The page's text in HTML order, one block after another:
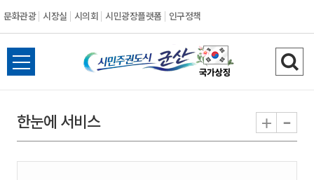
문화관광 시장실 시의회 시민광장플랫폼 인구정책
시
민
권
전
체
뉴
열
검
색
기
한눈에 서비스 + -